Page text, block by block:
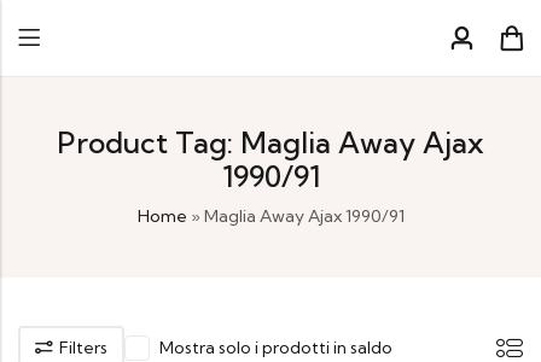
Product Tag: Maglia Away Ajax
1990/91
Home » Maglia Away Ajax 1990/91
Filters
Mostra solo i prodotti in saldo